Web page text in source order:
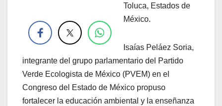
Toluca, Estados de
México.
Isaías Peláez Soria,
integrante del grupo parlamentario del Partido
Verde Ecologista de México (PVEM) en el
Congreso del Estado de México propuso
fortalecer la educación ambiental y la enseñanza